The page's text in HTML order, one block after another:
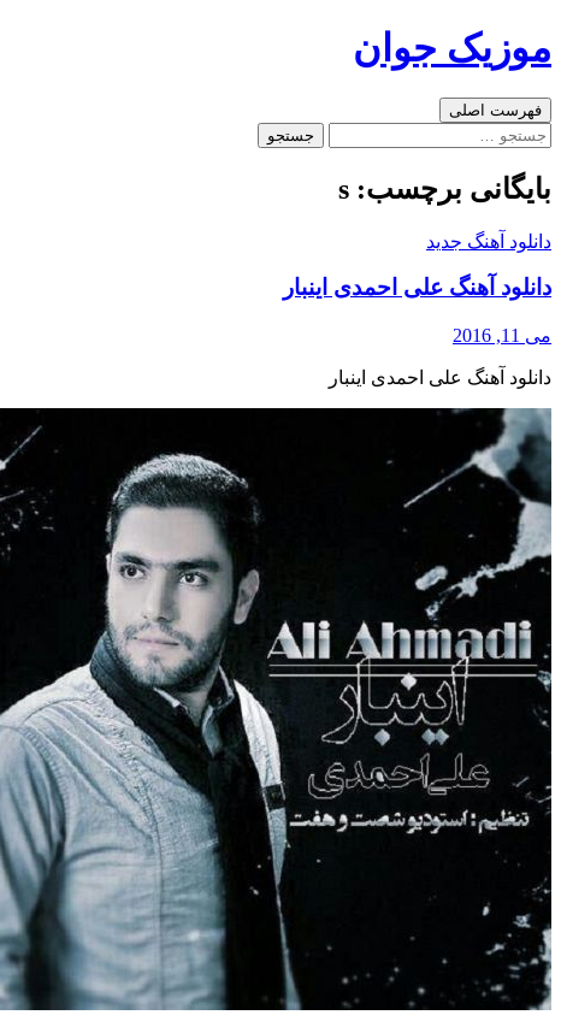
به
موزیک جوان
جست‌وجو
فهرست اصلی
جستجو
بایگانی برچسب: s
دانلود آهنگ جدید
دانلود آهنگ علی احمدی اینبار
می 11, 2016
دانلود آهنگ علی احمدی اینبار